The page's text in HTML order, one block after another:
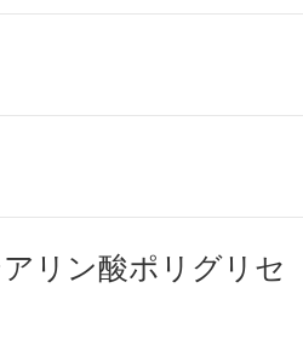
リン酸ポリグリセ